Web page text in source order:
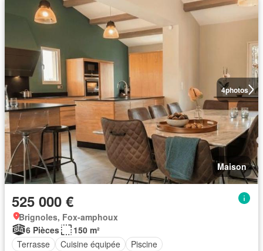
4photos
Maison
525 000 €
Brignoles, Fox-amphoux
6 Pièces
150 m²
Terrasse
Cuisine équipée Piscine